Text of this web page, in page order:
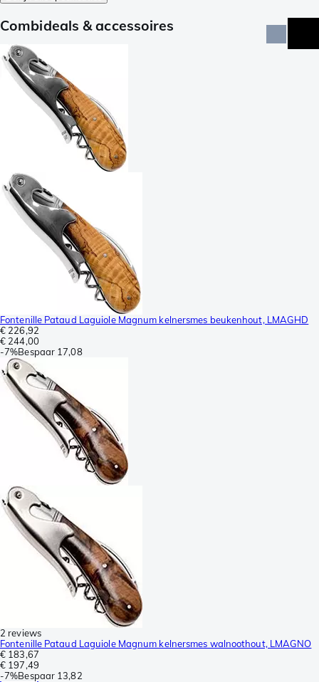
Combideals & accessoires
Fontenille Pataud Laguiole Magnum kelnersmes beukenhout, LMAGHD
€ 226,92
€ 244,00
-7%Bespaar 17,08
2 reviews
Fontenille Pataud Laguiole Magnum kelnersmes walnoothout, LMAGNO
€ 183,67
€ 197,49
-7%Bespaar 13,82